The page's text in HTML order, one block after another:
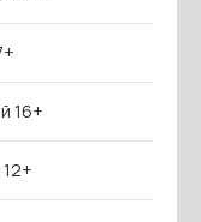
16+